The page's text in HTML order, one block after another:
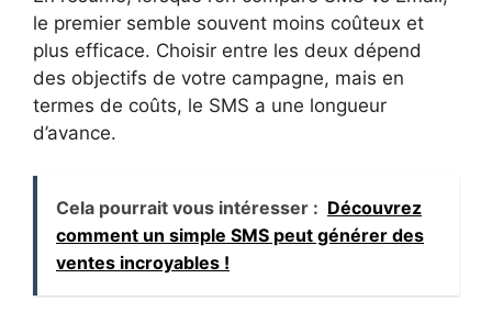
le premier semble souvent moins coûteux et
plus efficace. Choisir entre les deux dépend
des objectifs de votre campagne, mais en
termes de coûts, le SMS a une longueur
d’avance.
Cela pourrait vous intéresser : Découvrez
comment un simple SMS peut générer des
ventes incroyables !